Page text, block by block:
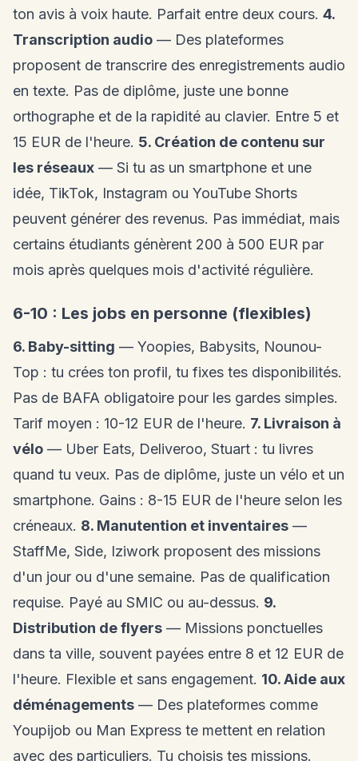
ton avis à voix haute. Parfait entre deux cours. 4.
Transcription audio — Des plateformes
proposent de transcrire des enregistrements audio
en texte. Pas de diplôme, juste une bonne
orthographe et de la rapidité au clavier. Entre 5 et
15 EUR de l'heure. 5. Création de contenu sur
les réseaux — Si tu as un smartphone et une
idée, TikTok, Instagram ou YouTube Shorts
peuvent générer des revenus. Pas immédiat, mais
certains étudiants génèrent 200 à 500 EUR par
mois après quelques mois d'activité régulière.
6-10 : Les jobs en personne (flexibles)
6. Baby-sitting — Yoopies, Babysits, Nounou-
Top : tu crées ton profil, tu fixes tes disponibilités.
Pas de BAFA obligatoire pour les gardes simples.
Tarif moyen : 10-12 EUR de l'heure. 7. Livraison à
vélo — Uber Eats, Deliveroo, Stuart : tu livres
quand tu veux. Pas de diplôme, juste un vélo et un
smartphone. Gains : 8-15 EUR de l'heure selon les
créneaux. 8. Manutention et inventaires —
StaffMe, Side, Iziwork proposent des missions
d'un jour ou d'une semaine. Pas de qualification
requise. Payé au SMIC ou au-dessus. 9.
Distribution de flyers — Missions ponctuelles
dans ta ville, souvent payées entre 8 et 12 EUR de
l'heure. Flexible et sans engagement. 10. Aide aux
déménagements — Des plateformes comme
Youpijob ou Man Express te mettent en relation
avec des particuliers. Tu choisis tes missions.